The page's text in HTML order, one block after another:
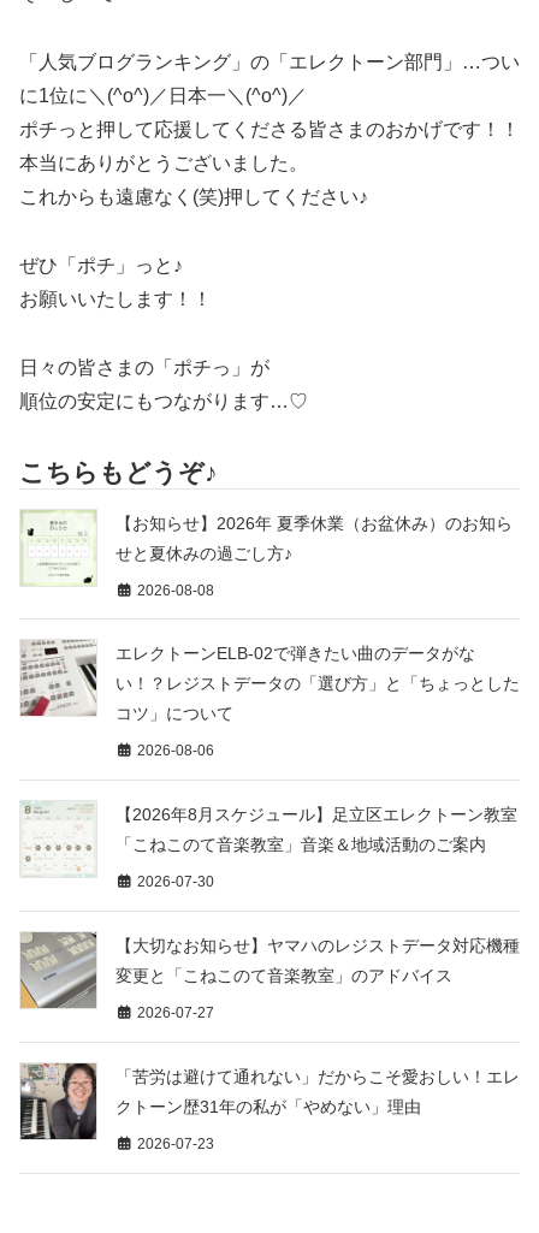
「人気ブログランキング」の「エレクトーン部門」…つい
に1位に＼(^o^)／日本一＼(^o^)／
ポチっと押して応援してくださる皆さまのおかげです！！
本当にありがとうございました。
これからも遠慮なく(笑)押してください♪
ぜひ「ポチ」っと♪
お願いいたします！！
日々の皆さまの「ポチっ」が
順位の安定にもつながります…♡
こちらもどうぞ♪
【お知らせ】2026年 夏季休業（お盆休み）のお知ら
せと夏休みの過ごし方♪
2026-08-08
エレクトーンELB-02で弾きたい曲のデータがな
い！？レジストデータの「選び方」と「ちょっとした
コツ」について
2026-08-06
【2026年8月スケジュール】足立区エレクトーン教室
「こねこのて音楽教室」音楽＆地域活動のご案内
2026-07-30
【大切なお知らせ】ヤマハのレジストデータ対応機種
変更と「こねこのて音楽教室」のアドバイス
2026-07-27
「苦労は避けて通れない」だからこそ愛おしい！エレ
クトーン歴31年の私が「やめない」理由
2026-07-23